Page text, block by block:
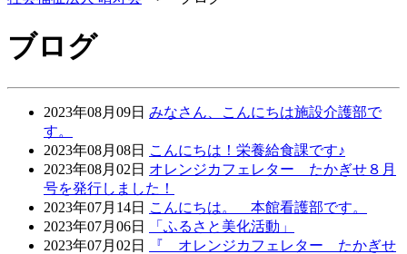
ブログ
2023年08月09日 みなさん、こんにちは施設介護部で
す。
2023年08月08日 こんにちは！栄養給食課です♪
2023年08月02日 オレンジカフェレター たかぎせ８月
号を発行しました！
2023年07月14日 こんにちは。 本館看護部です。
2023年07月06日
「ふるさと美化活動」
2023年07月02日
『 オレンジカフェレター たかぎせ